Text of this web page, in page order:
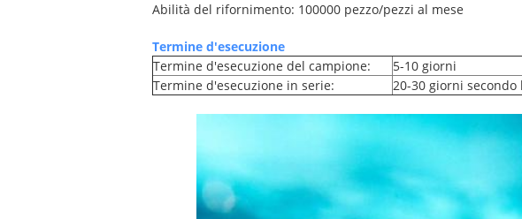
Abilità del rifornimento: 100000 pezzo/pezzi al mese
Termine d'esecuzione
Termine d'esecuzione del campione:
5-10 giorni
Termine d'esecuzione in serie:
20-30 giorni